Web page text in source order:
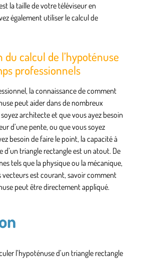
la taille de votre téléviseur en
également utiliser le calcul de
du calcul de l’hypoténuse
professionnels
la connaissance de comment
peut aider dans de nombreux
architecte et que vous ayez besoin
d’une pente, ou que vous soyez
besoin de faire le point, la capacité à
d’un triangle rectangle est un atout. De
tels que la physique ou la mécanique,
vecteurs est courant, savoir comment
peut être directement appliqué.
l’hypoténuse d’un triangle rectangle